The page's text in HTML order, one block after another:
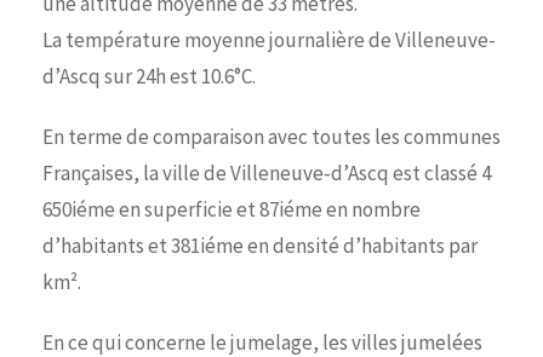
La température moyenne journalière de Villeneuve-
d’Ascq sur 24h est 10.6°C.
En terme de comparaison avec toutes les communes
Françaises, la ville de Villeneuve-d’Ascq est classé 4
650iéme en superficie et 87iéme en nombre
d’habitants et 381iéme en densité d’habitants par
km².
En ce qui concerne le jumelage, les villes jumelées